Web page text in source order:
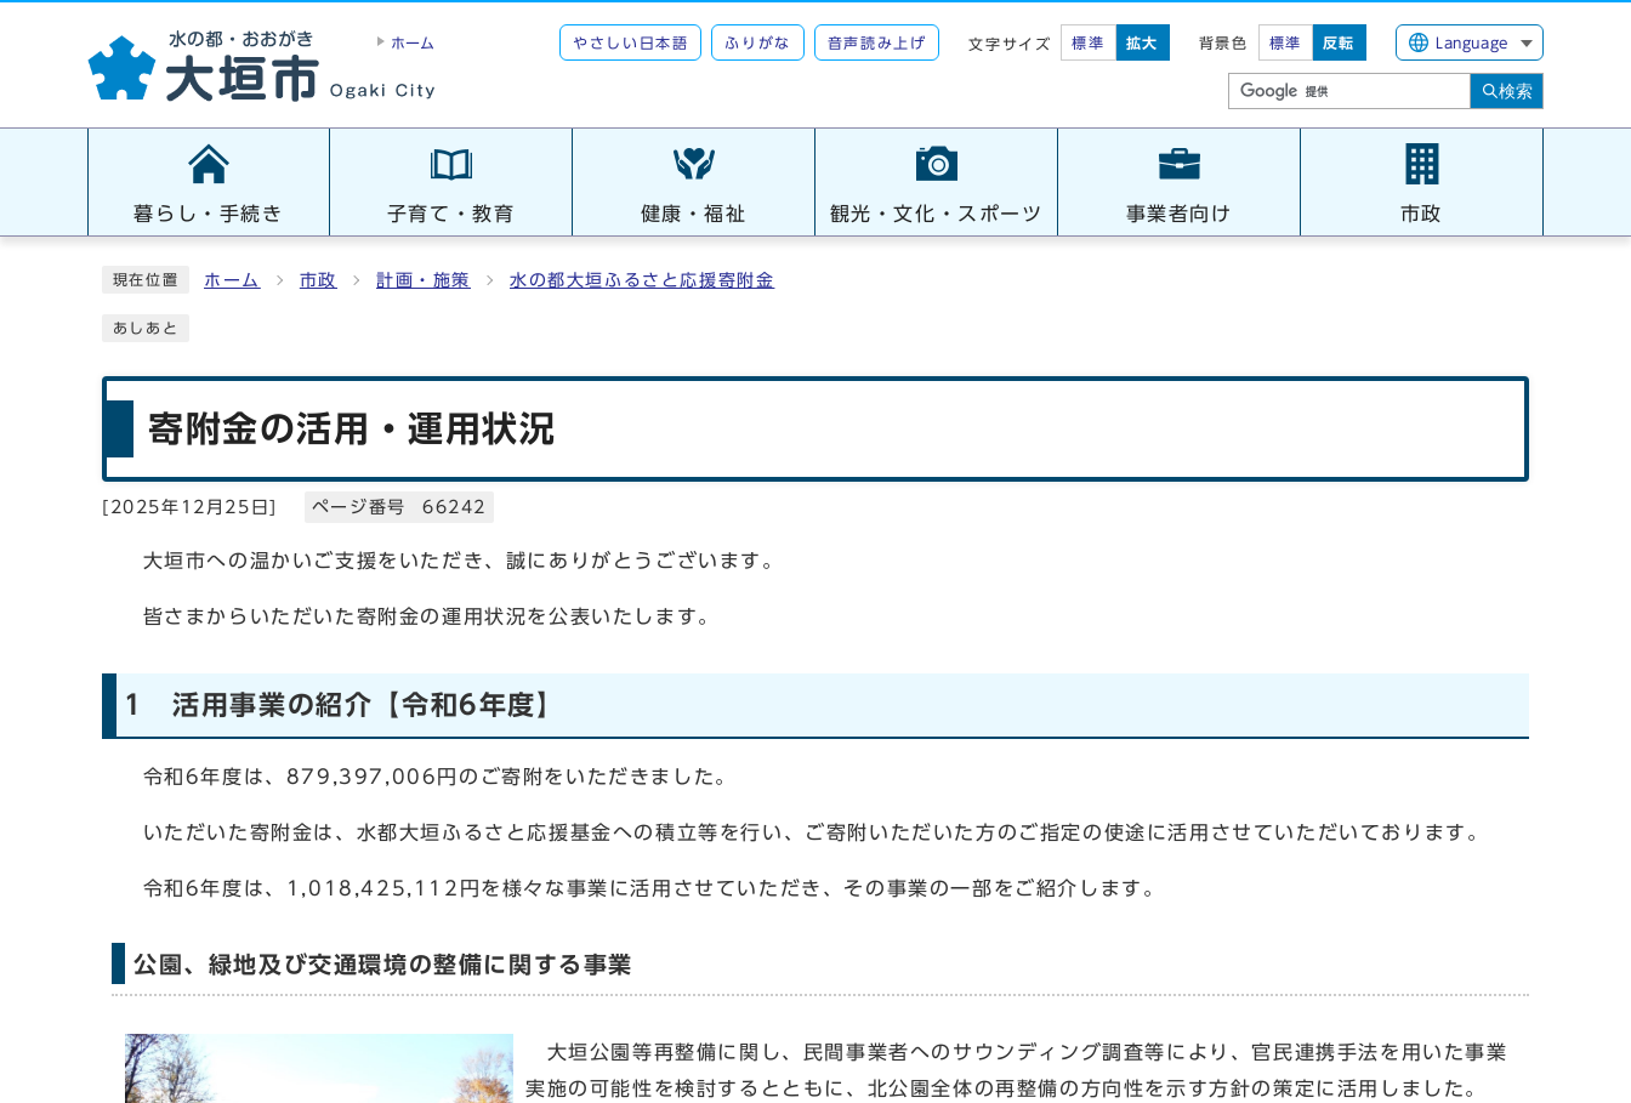
ホーム やさしい日本語 ふりがな 音声読み上げ 文字サイズ 標準 拡大 背景色 標準 反転 Language
検索
暮らし・手続き 子育て・教育 健康・福祉 観光・文化・スポーツ 事業者向け 市政
現在位置 ホーム 市政 計画・施策 水の都大垣ふるさと応援寄附金
あしあと
寄附金の活用・運用状況
2025年12月25日 ページ番号 66242
大垣市への温かいご支援をいただき、誠にありがとうございます。
皆さまからいただいた寄附金の運用状況を公表いたします。
1 活用事業の紹介【令和6年度】
令和6年度は、879,397,006円のご寄附をいただきました。
いただいた寄附金は、水都大垣ふるさと応援基金への積立等を行い、ご寄附いただいた方のご指定の使途に活用させていただいております。
令和6年度は、1,018,425,112円を様々な事業に活用させていただき、その事業の一部をご紹介します。
公園、緑地及び交通環境の整備に関する事業
大垣公園等再整備に関し、民間事業者へのサウンディング調査等により、官民連携手法を用いた事業
実施の可能性を検討するとともに、北公園全体の再整備の方向性を示す方針の策定に活用しました。